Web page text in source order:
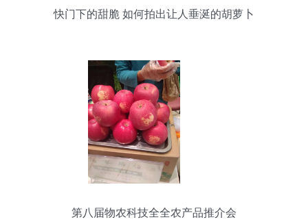
快门下的甜脆 如何拍出让人垂涎的胡萝卜
第八届物农科技全全农产品推介会